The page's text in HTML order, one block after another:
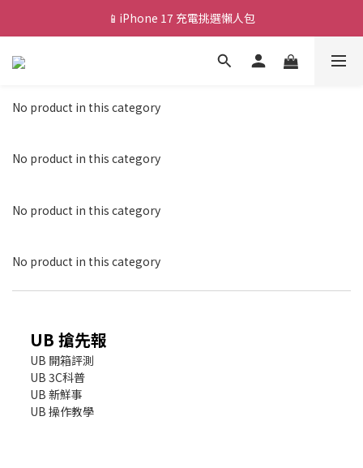
💰新會員送 $88 購物金
📱iPhone 17 充電挑選懶人包
🎟️ 去領優惠券 ▶▶
No product in this category
No product in this category
No product in this category
No product in this category
UB 搶先報
UB 開箱評測
UB 3C科普
UB 新鮮事
UB 操作教學